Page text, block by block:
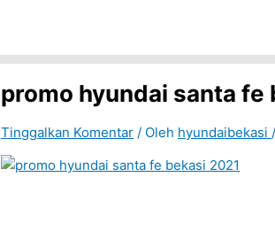
promo hyundai santa fe
Tinggalkan Komentar / Oleh hyundaibekasi /